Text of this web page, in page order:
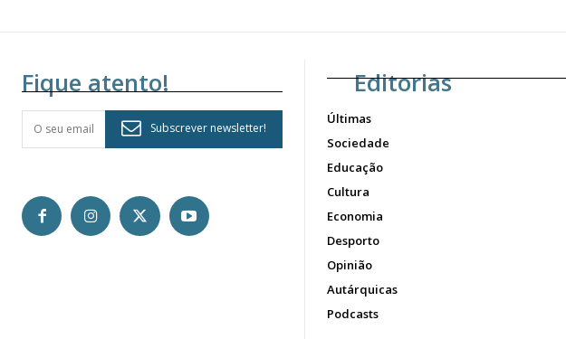
Fique atento!
Subscrever newsletter!
Editorias
Últimas
Sociedade
Educação
Cultura
Economia
Desporto
Opinião
Autárquicas
Podcasts